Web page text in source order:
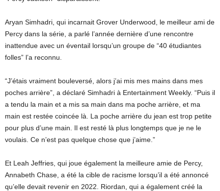
Aryan Simhadri, qui incarnait Grover Underwood, le meilleur ami de
Percy dans la série, a parlé l’année dernière d’une rencontre
inattendue avec un éventail lorsqu’un groupe de “40 étudiantes
folles” l’a reconnu.
“J’étais vraiment bouleversé, alors j’ai mis mes mains dans mes
poches arrière”, a déclaré Simhadri à Entertainment Weekly. “Puis il
a tendu la main et a mis sa main dans ma poche arrière, et ma
main est restée coincée là. La poche arrière du jean est trop petite
pour plus d’une main. Il est resté là plus longtemps que je ne le
voulais. Ce n’est pas quelque chose que j’aime.”
Et Leah Jeffries, qui joue également la meilleure amie de Percy,
Annabeth Chase, a été la cible de racisme lorsqu’il a été annoncé
qu’elle devait revenir en 2022. Riordan, qui a également créé la